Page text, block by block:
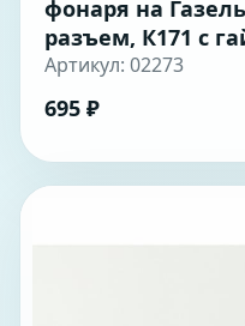
фонаря на
разъем, К171 с
Артикул: 02273
695 ₽